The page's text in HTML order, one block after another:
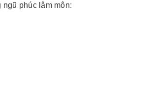
phúc lâm môn: